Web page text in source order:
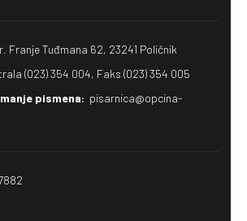
Franje Tuđmana 62, 23241 Poličnik
(023) 354 004, Faks (023) 354 005
pismena​: pisarnica@opcina-